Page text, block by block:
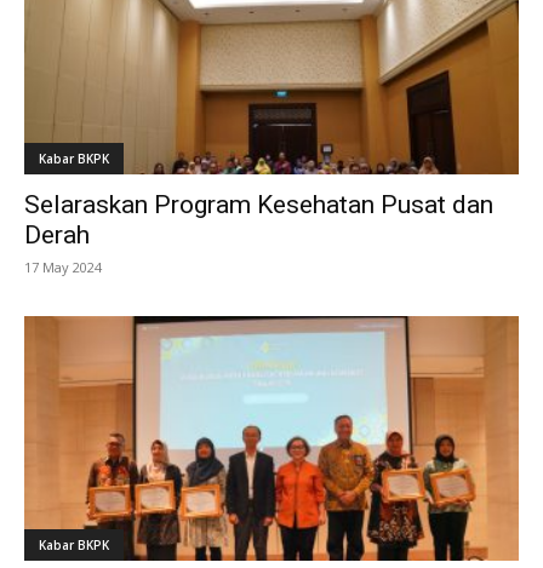
Kabar BKPK
Selaraskan Program Kesehatan Pusat dan
Derah
17 May 2024
Kabar BKPK